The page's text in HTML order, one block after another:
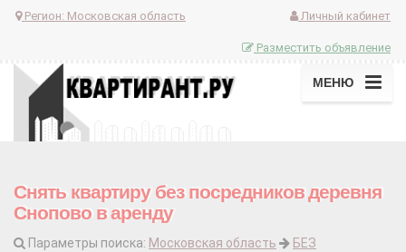
Регион: Московская область Личный кабинет
Разместить объявление
МЕНЮ
Снять квартиру без посредников деревня
Снопово в аренду
Параметры поиска: Московская область
БЕЗ